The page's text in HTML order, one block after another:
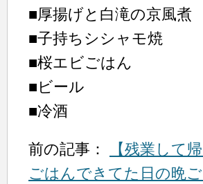
■厚揚げと白滝の京風煮
■子持ちシシャモ焼
■桜エビごはん
■ビール
■冷酒
前の記事：
【残業して
ごはんできてた日の晩ご